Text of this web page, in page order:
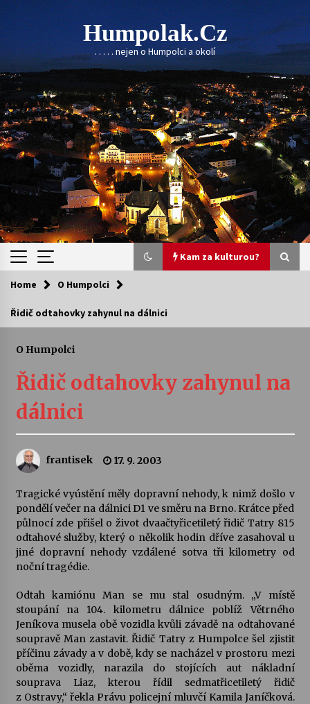
Skip
to
content
Humpolak.cz
. . . . . nejen o Humpolci a okolí
Kam za kulturou?
Kam za kulturou?
Vernisáž výstavy Josefíny Duškové: Stávám se
Veselí muzikanti
Pozvánka na integrační festival Quijotova
šedesátka: 28. 7.–1. 8. 2026
28. 7. 2026
Jenakaši
28. 7. 2026
Votavžatský ploty
23. 7. 2026
Home O Humpolci
Řidič odtahovky zahynul na dálnici
O Humpolci
Řidič odtahovky zahynul na
dálnici
frantisek 17. 9. 2003
Tragické vyústění měly dopravní nehody, k nimž došlo v
pondělí večer na dálnici D1 ve směru na Brno. Krátce před
půlnocí zde přišel o život dvaačtyřicetiletý řidič Tatry 815
odtahové služby, který o několik hodin dříve zasahoval u
jiné dopravní nehody vzdálené sotva tři kilometry od
noční tragédie.
Odtah kamiónu Man se mu stal osudným. „V místě
stoupání na 104. kilometru dálnice poblíž Větrného
Jeníkova musela obě vozidla kvůli závadě na odtahované
soupravě Man zastavit. Řidič Tatry z Humpolce šel zjistit
příčinu závady a v době, kdy se nacházel v prostoru mezi
oběma vozidly, narazila do stojících aut nákladní
souprava Liaz, kterou řídil sedmatřicetiletý řidič
z Ostravy,“ řekla Právu policejní mluvčí Kamila Janíčková.